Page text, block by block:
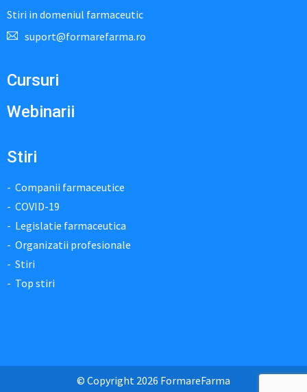
Stiri in domeniul farmaceutic
suport@formarefarma.ro
Cursuri
Webinarii
Stiri
Companii farmaceutice
COVID-19
Legislatie farmaceutica
Organizatii profesionale
Stiri
Top stiri
© Copyright 2026 FormareFarma